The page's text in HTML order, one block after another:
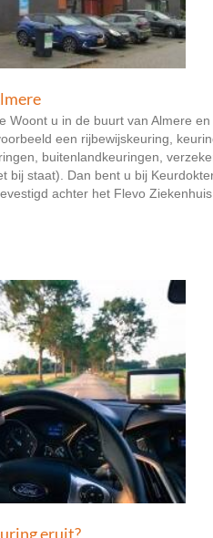
Woont u in de buurt van Almere
een rijbewijskeuring,
buitenlandkeuringen,
bij staat). Dan bent u bij
achter het Flevo
eruit?